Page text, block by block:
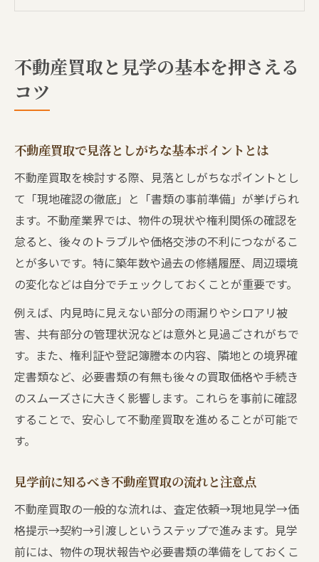
不動産買取で失敗しないための事前準備
ント
物件見学で不動産買取時に注視すべき箇所
とは
見学チェックリストで不動産買取の失敗を
回避
不動産買取での見学時に重視すべき質問例
ト
見学当日の不動産買取トラブル防止策
あんこや天ぷらなど業界用語の意味を理解する
不動産買取の現場で使われるあんこの正し
い意味
不動産買取に関する業界隠語の背景と注意
点
あんこ業者とは何か不動産買取で知るべき
知識
不動産買取と見学の基本を押さえる
コツ
不動産買取で見落としがちな基本ポイントとは
不動産買取を検討する際、見落としがちなポイントとし
て「現地確認の徹底」と「書類の事前準備」が挙げられ
ます。不動産業界では、物件の現状や権利関係の確認を
怠ると、後々のトラブルや価格交渉の不利につながるこ
とが多いです。特に築年数や過去の修繕履歴、周辺環境
の変化などは自分でチェックしておくことが重要です。
例えば、内見時に見えない部分の雨漏りやシロアリ被
害、共有部分の管理状況などは意外と見過ごされがちで
す。また、権利証や登記簿謄本の内容、隣地との境界確
定書類など、必要書類の有無も後々の買取価格や手続き
のスムーズさに大きく影響します。これらを事前に確認
することで、安心して不動産買取を進めることが可能で
す。
見学前に知るべき不動産買取の流れと注意点
不動産買取の一般的な流れは、査定依頼→現地見学→価
格提示→契約→引渡しというステップで進みます。見学
前には、物件の現状報告や必要書類の準備をしておくこ